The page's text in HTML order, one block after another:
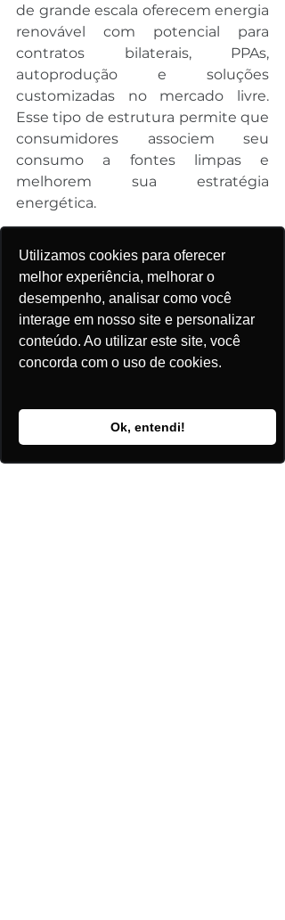
Utilizamos cookies para oferecer
melhor experiência, melhorar o
desempenho, analisar como você
interage em nosso site e personalizar
conteúdo. Ao utilizar este site, você
concorda com o uso de cookies.
Ok, entendi!
de grande escala oferecem energia
renovável com potencial para
contratos bilaterais, PPAs,
autoprodução e soluções
customizadas no mercado livre.
Esse tipo de estrutura permite que
consumidores associem seu
consumo a fontes limpas e
melhorem sua estratégia
energética.
A expansão da geração eólica e o
crescimento do mercado livre
caminham juntos. Quanto maior a
busca por energia limpa, maior a
importância de ativos capazes de
entregar volume, rastreabilidade e
Novos projetos
reforçam a